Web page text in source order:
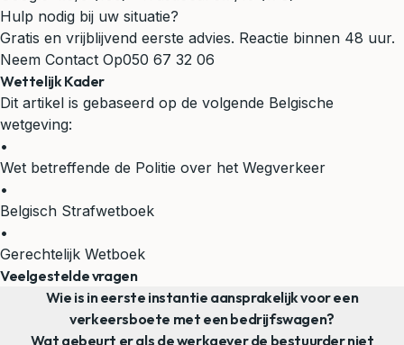
Hulp nodig bij uw situatie?
Gratis en vrijblijvend eerste advies. Reactie binnen 48 uur.
Neem Contact Op050 67 32 06
Wettelijk Kader
Dit artikel is gebaseerd op de volgende Belgische
wetgeving:
•
Wet betreffende de Politie over het Wegverkeer
•
Belgisch Strafwetboek
•
Gerechtelijk Wetboek
Veelgestelde vragen
Wie is in eerste instantie aansprakelijk voor een
verkeersboete met een bedrijfswagen?
Wat gebeurt er als de werkgever de bestuurder niet